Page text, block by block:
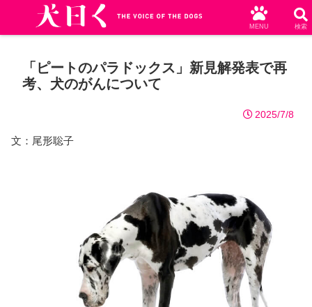
「ピートのパラドックス」新見解発表で再
考、犬のがんについて
2025/7/8
文：尾形聡子
MENU 検索